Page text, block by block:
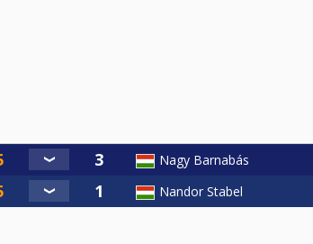
Nagy Barnabás
Nandor Stabel